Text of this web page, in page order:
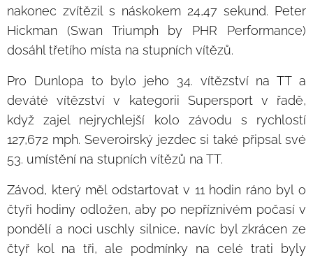
nakonec zvítězil s náskokem 24,47 sekund. Peter
Hickman (Swan Triumph by PHR Performance)
dosáhl třetího místa na stupních vítězů.
Pro Dunlopa to bylo jeho 34. vítězství na TT a
deváté vítězství v kategorii Supersport v řadě,
když zajel nejrychlejší kolo závodu s rychlostí
127,672 mph. Severoirský jezdec si také připsal své
53. umístění na stupních vítězů na TT.
Závod, který měl odstartovat v 11 hodin ráno byl o
čtyři hodiny odložen, aby po nepříznivém počasí v
pondělí a noci uschly silnice, navíc byl zkrácen ze
čtyř kol na tři, ale podmínky na celé trati byly